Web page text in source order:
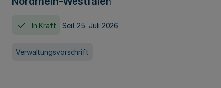
In Kraft Seit 25. Juli 2026
Verwaltungsvorschrift